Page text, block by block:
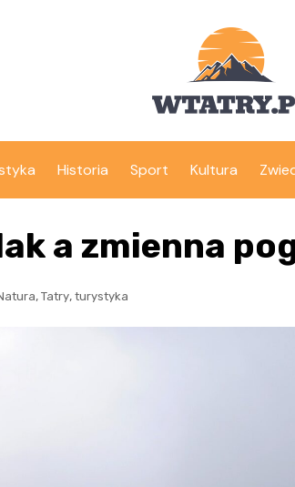
Historia Sport Kultura
a zmienna
, Tatry, turystyka